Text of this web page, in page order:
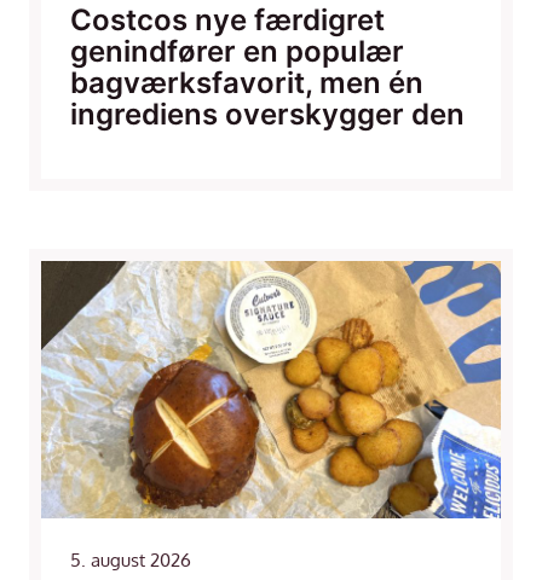
Costcos nye færdigret
genindfører en populær
bagværksfavorit, men én
ingrediens overskygger den
5. august 2026